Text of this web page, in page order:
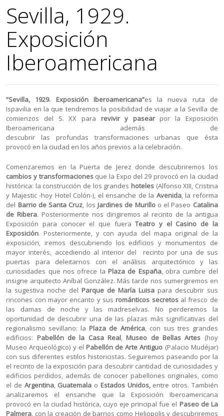
Sevilla, 1929.
Exposición
Iberoamericana
“Sevilla, 1929. Exposición Iberoamericana”es la nueva ruta de
Ispavilia en la que tendremos la posibilidad de viajar a la Sevilla de
comienzos del S. XX para revivir y pasearpor la Exposición
Iberoamericana además de
descubrir las profundas transformaciones urbanas que ésta
provocó en la ciudad en los años previos a la celebración.
Comenzaremos en la Puerta de Jerez donde descubriremos los
cambios y transformacionesque la Expo del 29 provocó en la ciudad
histórica: la construcción de los grandes hoteles(Alfonso XIII, Cristina
y Majestic -hoy Hotel Colón-), el ensanche de la Avenida, la reforma
del Barrio de Santa Cruz , los Jardines de Murilloo el Paseo Catalina
de Ribera. Posteriormente nos dirigiremos al recinto de la antigua
Exposición para conocer el que fueraTeatro y el Casino de la
Exposición. Posteriormente, y con ayuda del mapa original de la
exposición, iremos descubriendo los edificios y monumentos de
mayor interés, accediendo al interior del recinto por una de sus
puertas para deleitarnos con el análisis arquitectónico y las
curiosidades que nos ofrece la Plaza de España, obra cumbre del
insigne arquitecto Aníbal González. Más tarde nos sumergiremos en
la sugestiva noche del Parque de María Luisapara descubrir sus
rincones con mayor encanto y sus románticos secretosal fresco de
las damas de noche y las madreselvas. No perderemos la
oportunidad de descubrir una de las plazas más significativas del
regionalismo sevillano: la Plaza de América, con sus tres grandes
edificios: Pabellón de la Casa Real Museo de Bellas Artes (hoy
Museo Arqueológico) y el Pabellón de Arte Antiguo (Palacio Mudéjar)
con sus diferentes estilos historicistas. Seguiremos paseando por la
el recinto de la exposición para descubrir cantidad de curiosidades y
edificios perdidos, además de conocer pabellones originales, como
el de Argentina, Guatemala o Estados Unidos,entre otros. También
analizaremos el ensanche que la Exposición Iberoamericana
provocó en la ciudad histórica, cuyo eje principal fue el Paseo de La
Palmera , con la creación de barrios como Heliopolis y descubriremos